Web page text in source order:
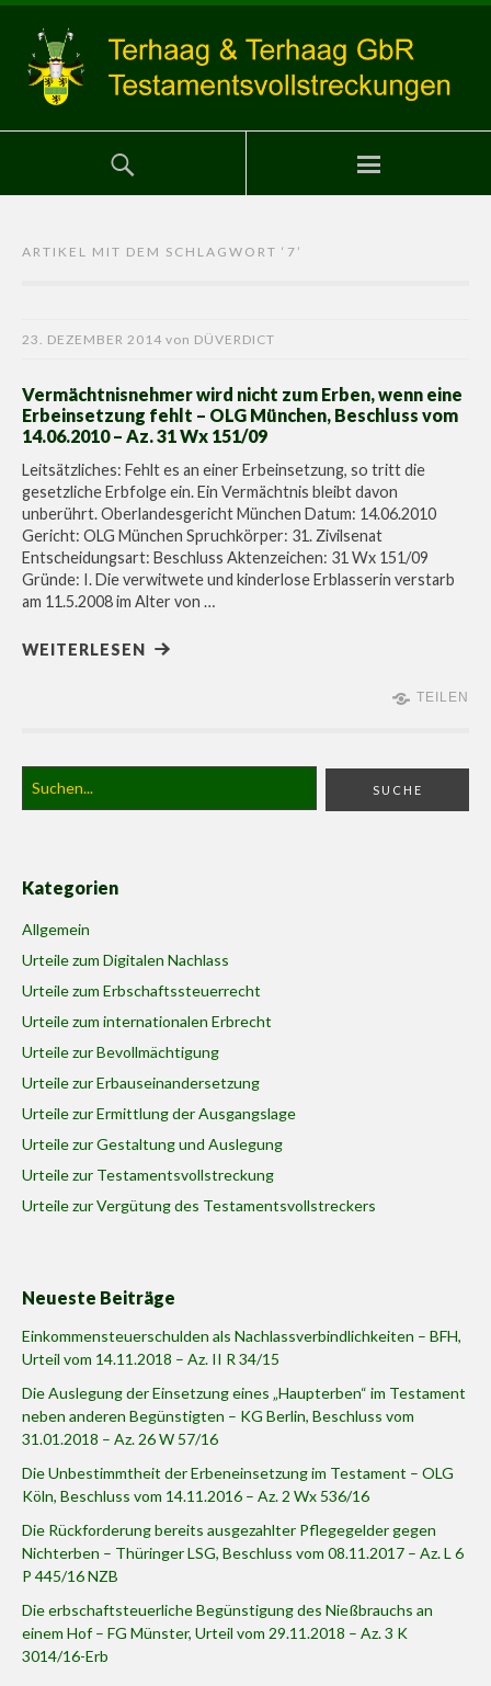
ARTIKEL MIT DEM SCHLAGWORT ‘ 7 ’
23. DEZEMBER 2014 von DÜVERDICT
Vermächtnisnehmer wird nicht zum Erben, wenn eine
Erbeinsetzung fehlt – OLG München, Beschluss vom
14.06.2010 – Az. 31 Wx 151/09
Leitsätzliches: Fehlt es an einer Erbeinsetzung, so tritt die
gesetzliche Erbfolge ein. Ein Vermächtnis bleibt davon
unberührt. Oberlandesgericht München Datum: 14.06.2010
Gericht: OLG München Spruchkörper: 31. Zivilsenat
Entscheidungsart: Beschluss Aktenzeichen: 31 Wx 151/09
Gründe: I. Die verwitwete und kinderlose Erblasserin verstarb
am 11.5.2008 im Alter von …
WEITERLESEN
TEILEN
Kategorien
Allgemein
Urteile zum Digitalen Nachlass
Urteile zum Erbschaftssteuerrecht
Urteile zum internationalen Erbrecht
Urteile zur Bevollmächtigung
Urteile zur Erbauseinandersetzung
Urteile zur Ermittlung der Ausgangslage
Urteile zur Gestaltung und Auslegung
Urteile zur Testamentsvollstreckung
Urteile zur Vergütung des Testamentsvollstreckers
Neueste Beiträge
Einkommensteuerschulden als Nachlassverbindlichkeiten – BFH,
Urteil vom 14.11.2018 – Az. II R 34/15
Die Auslegung der Einsetzung eines „Haupterben“ im Testament
neben anderen Begünstigten – KG Berlin, Beschluss vom
31.01.2018 – Az. 26 W 57/16
Die Unbestimmtheit der Erbeneinsetzung im Testament – OLG
Köln, Beschluss vom 14.11.2016 – Az. 2 Wx 536/16
Die Rückforderung bereits ausgezahlter Pflegegelder gegen
Nichterben – Thüringer LSG, Beschluss vom 08.11.2017 – Az. L 6
P 445/16 NZB
Die erbschaftsteuerliche Begünstigung des Nießbrauchs an
einem Hof – FG Münster, Urteil vom 29.11.2018 – Az. 3 K
3014/16-Erb